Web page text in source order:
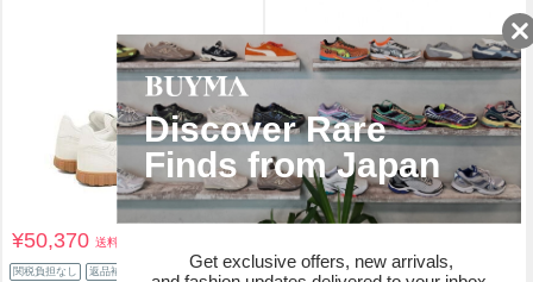
¥50,370送料込
関税負担なし 返品補償 関税負担なし 返品補償